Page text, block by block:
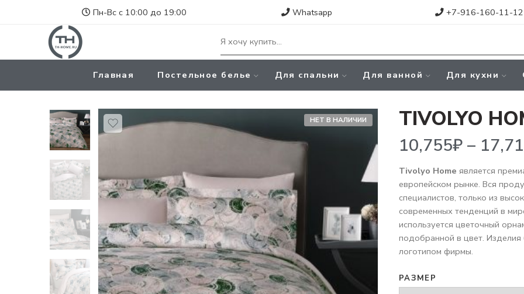
Пн-Вс с 10:00 до 19:00 Whatsapp +7-916-160-11-12
Главная Постельное белье Для спальни Для ванной Для кухни
НЕТ В НАЛИЧИИ TIVOLYO
10,755 ₽ –17,716 ₽
Tivolyo Home является
европейском рынке. Вся
специалистов, только из
современных тенденций в
используется цветочный
подобранной в цвет.
логотипом фирмы.
РАЗМЕР